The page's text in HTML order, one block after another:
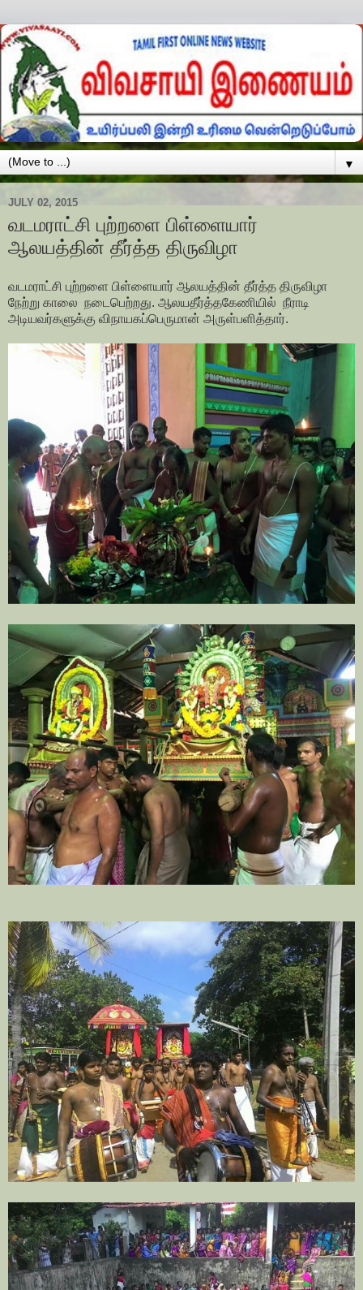
▼
JULY 02, 2015
வடமராட்சி புற்றளை பிள்ளையார்
ஆலயத்தின் தீர்த்த திருவிழா
வடமராட்சி புற்றளை பிள்ளையார் ஆலயத்தின் தீர்த்த திருவிழா
நேற்று காலை நடைபெற்றது. ஆலயதீர்த்தகேணியில் நீராடி
அடியவர்களுக்கு விநாயகப்பெருமான் அருள்பளித்தார்.